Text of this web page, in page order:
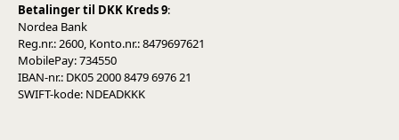
Betalinger til DKK Kreds 9:
Nordea Bank
Reg.nr.: 2600, Konto.nr.: 8479697621
MobilePay: 734550
IBAN-nr.: DK05 2000 8479 6976 21
SWIFT-kode: NDEADKKK